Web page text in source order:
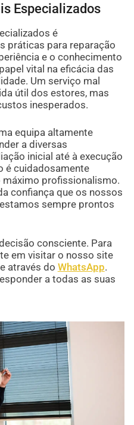
Especializados
é
práticas para reparação
e o conhecimento
vital na eficácia das
Um serviço mal
útil dos estores, mas
inesperados.
equipa altamente
a diversas
inicial até à execução
é cuidadosamente
máximo profissionalismo.
confiança que os nossos
sempre prontos
consciente. Para
em visitar o nosso site
através do WhatsApp.
a todas as suas